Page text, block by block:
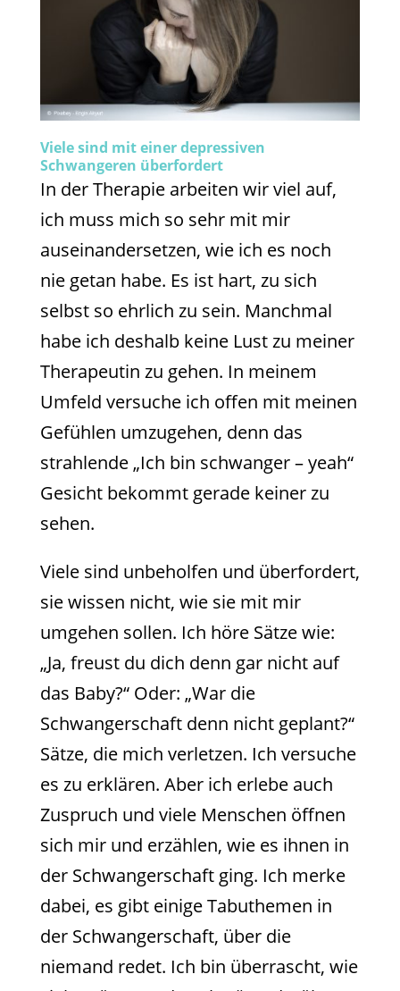
Viele sind mit einer depressiven
Schwangeren überfordert
In der Therapie arbeiten wir viel auf,
ich muss mich so sehr mit mir
auseinandersetzen, wie ich es noch
nie getan habe. Es ist hart, zu sich
selbst so ehrlich zu sein. Manchmal
habe ich deshalb keine Lust zu meiner
Therapeutin zu gehen. In meinem
Umfeld versuche ich offen mit meinen
Gefühlen umzugehen, denn das
strahlende „Ich bin schwanger – yeah“
Gesicht bekommt gerade keiner zu
sehen.
Viele sind unbeholfen und überfordert,
sie wissen nicht, wie sie mit mir
umgehen sollen. Ich höre Sätze wie:
„Ja, freust du dich denn gar nicht auf
das Baby?“ Oder: „War die
Schwangerschaft denn nicht geplant?“
Sätze, die mich verletzen. Ich versuche
es zu erklären. Aber ich erlebe auch
Zuspruch und viele Menschen öffnen
sich mir und erzählen, wie es ihnen in
der Schwangerschaft ging. Ich merke
dabei, es gibt einige Tabuthemen in
der Schwangerschaft, über die
niemand redet. Ich bin überrascht, wie